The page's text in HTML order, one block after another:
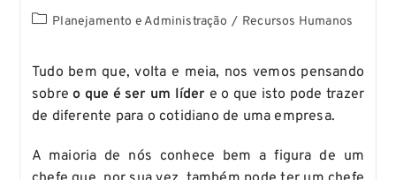
Planejamento e Administração / Recursos Humanos
Tudo bem que, volta e meia, nos vemos pensando
sobreo que é ser um líder e o que isto pode trazer
de diferente para o cotidiano de uma empresa.
A maioria de nós conhece bem a figura de um